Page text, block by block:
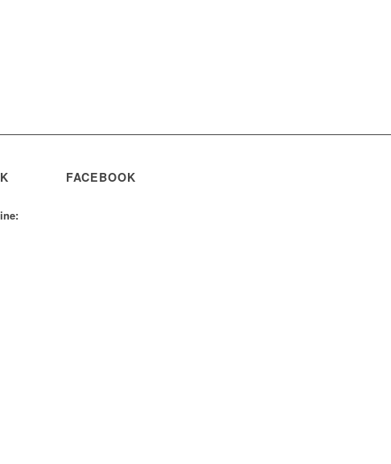
FACEBOOK